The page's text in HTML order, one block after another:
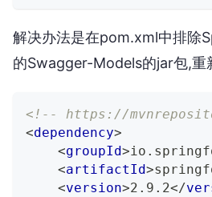
解决办法是在pom.xml中排除
的Swagger-Models的jar包,重
<!-- https://
<dependency>
<groupId>
<artifactId>
<version>2.9.2</